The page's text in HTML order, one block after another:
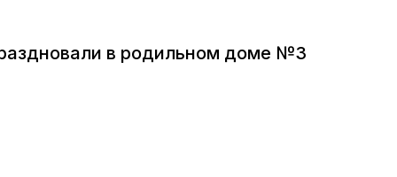
в родильном доме №3